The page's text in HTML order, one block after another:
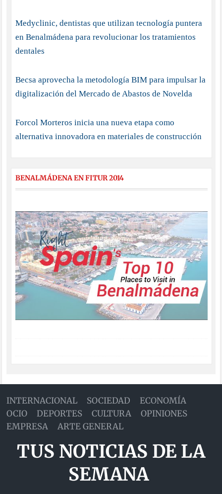
Medyclinic, dentistas que utilizan tecnología puntera
en Benalmádena para revolucionar los tratamientos
dentales
Becsa aprovecha la metodología BIM para impulsar la
digitalización del Mercado de Abastos de Novelda
Forcol Morteros inicia una nueva etapa como
alternativa innovadora en materiales de construcción
BENALMÁDENA EN FITUR 2014
INTERNACIONAL SOCIEDAD
ECONOMÍA
OCIO
DEPORTES CULTURA
OPINIONES
EMPRESA
ARTE GENERAL
TUS NOTICIAS DE LA
SEMANA